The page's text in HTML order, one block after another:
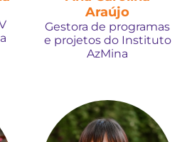
Araújo
Gestora de programas
e projetos do Instituto
AzMina